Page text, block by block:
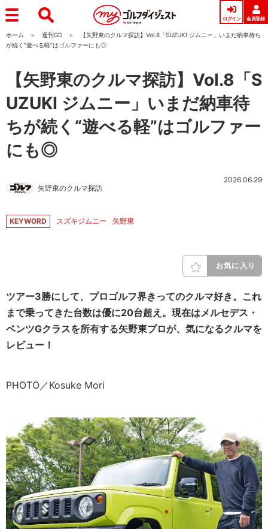
ログイン 会員登録
ホーム 週刊GD
【矢野東のクルマ探訪】Vol.8「SUZUKI ジムニー」いまだ納車待ち
が続く“遊べる軽”はゴルファーにも◎
【矢野東のクルマ探訪】Vol.8「S
UZUKI ジムニー」いまだ納車待
ちが続く“遊べる軽”はゴルファー
にも◎
矢野東のクルマ探訪
2026.06.29
KEYWORD スズキジムニー 矢野東
お気に入り
ツアー3勝にして、プロゴルフ界きってのクルマ好き。これ
まで乗ってきた台数は優に20台超え。現在はメルセデス・
ベンツGクラスを所有する矢野東プロが、気になるクルマを
レビュー！
PHOTO／Kosuke Mori